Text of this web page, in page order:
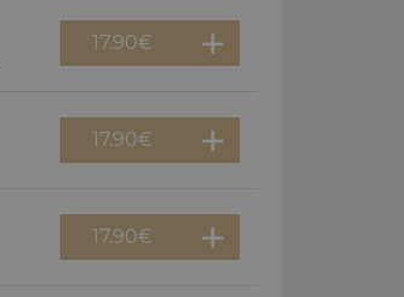
17.90€
17.90€
17.90€